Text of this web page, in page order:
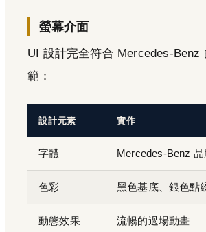
螢幕介面
UI 設計完全符合 Mercedes-Benz
範：
設計元素 實作
字體 Mercedes-Benz 品
色彩 黑色基底、銀色點
動態效果 流暢的過場動畫